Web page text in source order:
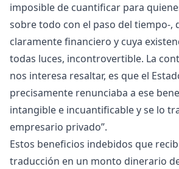
imposible de cuantificar para
sobre todo con el paso del tiempo-,
claramente financiero y cuya
todas luces, incontrovertible. La
nos interesa resaltar, es que el
precisamente renunciaba a ese
intangible e incuantificable y se lo
empresario privado”.
Estos beneficios indebidos que
traducción en un monto dinerario